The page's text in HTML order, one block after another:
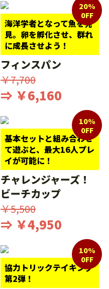
海洋学者となって魚を発
見。卵を孵化させ、群れ
に成長させよう！
20%
0FF
フィンスパン
￥7,700
⇒ ￥6,160
基本セットと組み合わせ
て遊ぶと、最大16人プレ
イが可能に！
10%
0FF
チャレンジャーズ！
ビーチカップ
￥5,500
⇒ ￥4,950
協力トリックテイキング
第2弾！
10%
0FF